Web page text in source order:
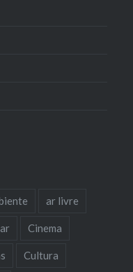
ar livre
Cinema
Cultura